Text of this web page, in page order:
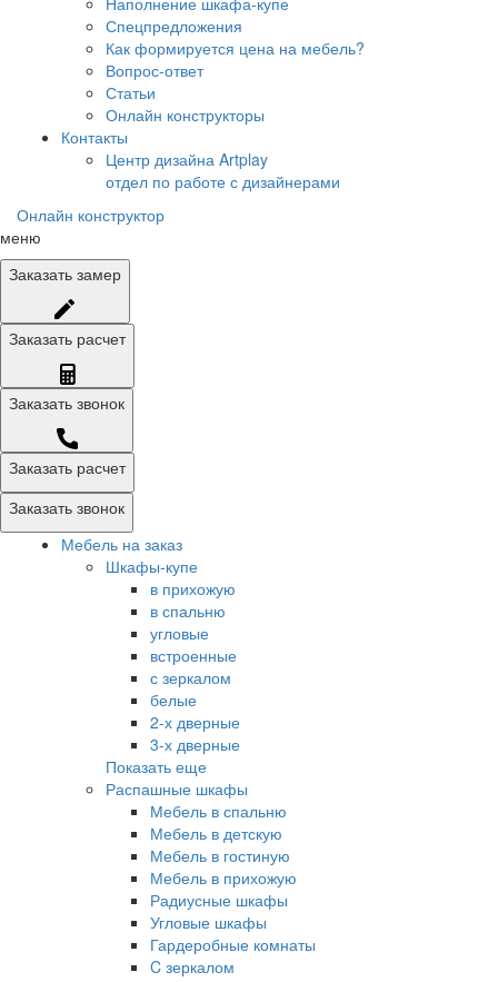
Спецпредложения
Как формируется цена на мебель?
Вопрос-ответ
Статьи
Онлайн конструкторы
Контакты
Центр дизайна Artplay
отдел по работе с дизайнерами
Онлайн конструктор
меню
Заказать замер
Заказать расчет
Заказать звонок
Заказать расчет
Заказать звонок
Мебель на заказ
Шкафы-купе
в прихожую
в спальню
угловые
встроенные
с зеркалом
белые
2-х дверные
3-х дверные
Показать еще
Распашные шкафы
Мебель в спальню
Мебель в детскую
Мебель в гостиную
Мебель в прихожую
Радиусные шкафы
Угловые шкафы
Гардеробные комнаты
C зеркалом